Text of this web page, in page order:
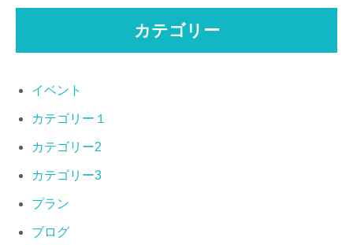
カテゴリー
イベント
カテゴリー１
カテゴリー2
カテゴリー3
プラン
ブログ